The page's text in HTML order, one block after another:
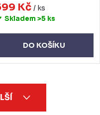
Kč / ks
Skladem >5 ks
DO KOŠÍKU